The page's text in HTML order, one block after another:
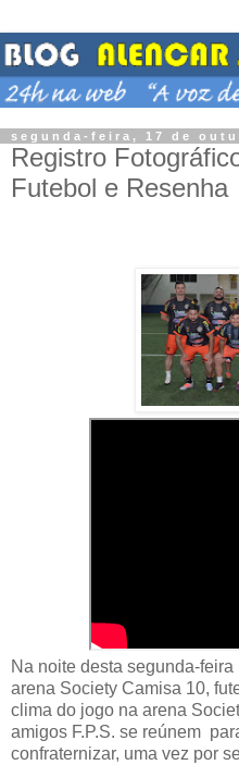
segunda-feira, 17 de
Registro
Futebol e Resenha
Na noite desta segunda-
arena Society Camisa 10,
clima do jogo na arena
amigos F.P.S. se reúnem
confraternizar, uma vez por